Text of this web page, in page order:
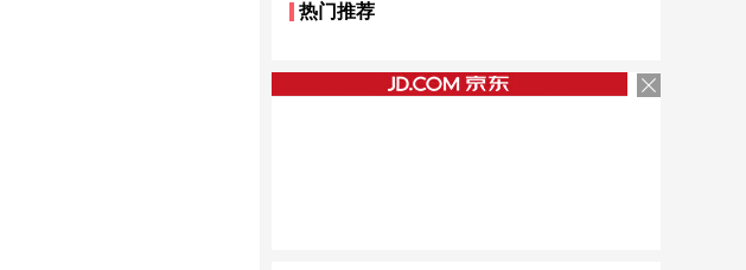
热门推荐